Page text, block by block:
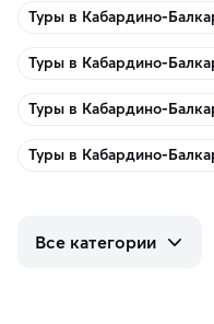
Туры в Кабардино-
Туры в Кабардино-
Туры в Кабардино-
Туры в Кабардино-
Все категории